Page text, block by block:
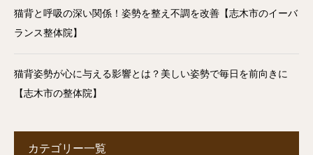
猫背と呼吸の深い関係！姿勢を整え不調を改善【志木市のイーバ
ランス整体院】
猫背姿勢が心に与える影響とは？美しい姿勢で毎日を前向きに
【志木市の整体院】
カテゴリー一覧